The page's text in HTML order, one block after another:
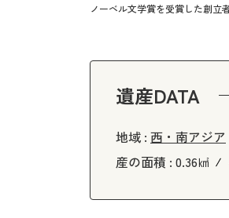
ノーベル文学賞を受賞した創立
遺産DATA
地域 : 西・南アジア
産の面積 : 0.36㎢